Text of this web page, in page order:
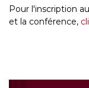
Pour l'inscription
et la conférence,